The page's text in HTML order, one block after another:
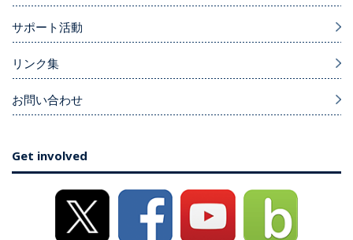
サポート活動
リンク集
お問い合わせ
Get involved